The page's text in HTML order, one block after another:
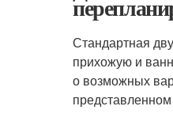
Стандартная
прихожую и
о возможных